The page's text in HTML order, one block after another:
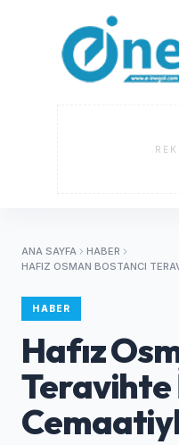
ANA SAYFA
HABER
HAFIZ OSMAN BOSTANCI
HABER
Hafız
Teravihte